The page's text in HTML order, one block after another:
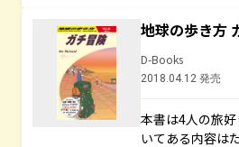
地球の歩き方
D-Books
2018.04.12 発売
本書は4人の旅
いてある内容は